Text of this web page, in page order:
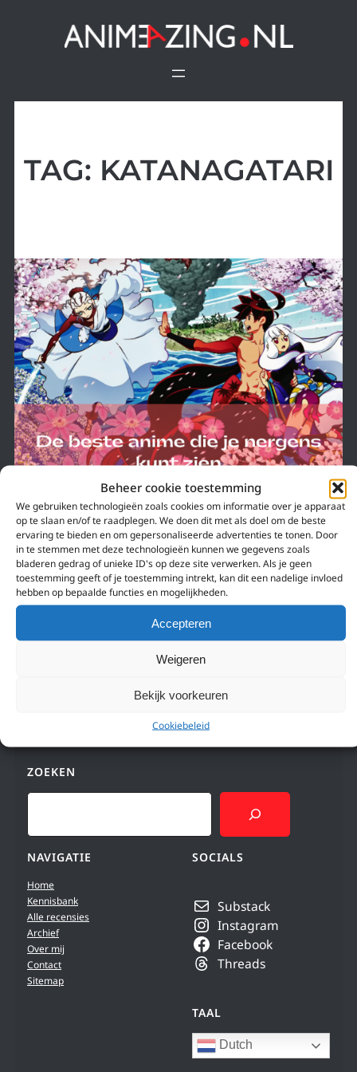
Beheer cookie toestemming
We gebruiken technologieën zoals cookies om informatie over je apparaat
op te slaan en/of te raadplegen. We doen dit met als doel om de beste
ervaring te bieden en om gepersonaliseerde advertenties te tonen. Door
in te stemmen met deze technologieën kunnen we gegevens zoals
bladeren gedrag of unieke ID's op deze site verwerken. Als je geen
toestemming geeft of je toestemming intrekt, kan dit een nadelige invloed
hebben op bepaalde functies en mogelijkheden.
Accepteren
Weigeren
Bekijk voorkeuren
Cookiebeleid
TAG: KATANAGATARI
5 november 2020
DE BESTE ANIME DIE JE NERGENS LEGAAL KAN
ZIEN – KATANAGATARI
De anime van Katanagatari is nergens te koop of legaal te streamen en
ZOEKEN
Search
NAVIGATIE
Home
Kennisbank
Alle recensies
Archief
Over mij
Contact
Sitemap
SOCIALS
Substack
Instagram
Facebook
Threads
TAAL
Dutch